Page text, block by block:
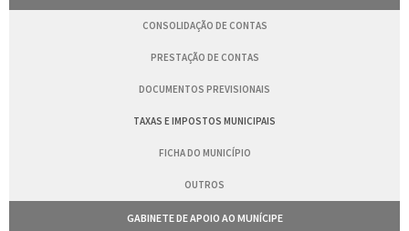
CONSOLIDAÇÃO DE CONTAS
PRESTAÇÃO DE CONTAS
DOCUMENTOS PREVISIONAIS
TAXAS E IMPOSTOS MUNICIPAIS
FICHA DO MUNICÍPIO
OUTROS
GABINETE DE APOIO AO MUNÍCIPE